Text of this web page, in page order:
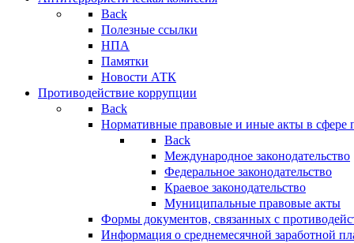
Back
Полезные ссылки
НПА
Памятки
Новости АТК
Противодействие коррупции
Back
Нормативные правовые и иные акты в сфере
Back
Международное законодательство
Федеральное законодательство
Краевое законодательство
Муниципальные правовые акты
Формы документов, связанных с
Информация о среднемесячной заработной